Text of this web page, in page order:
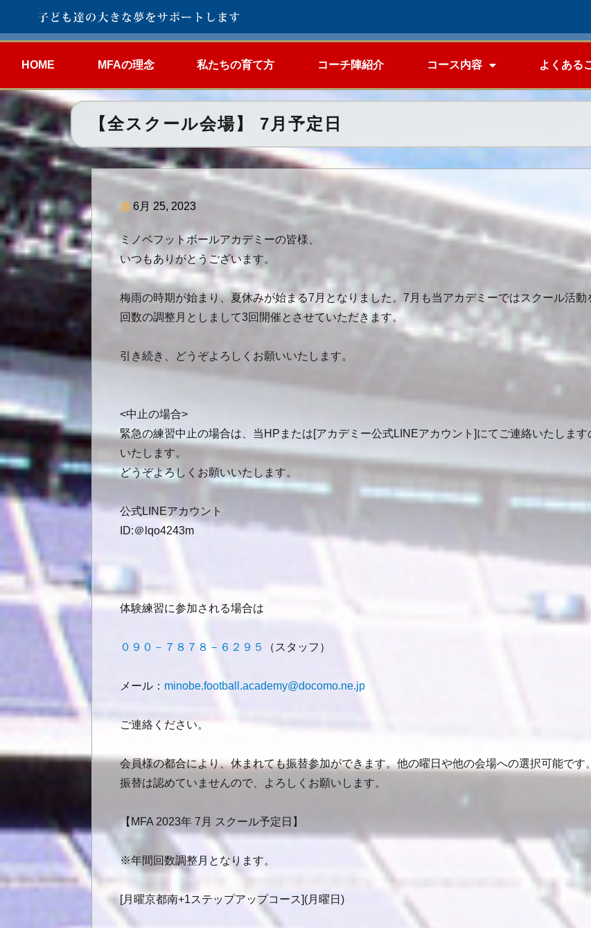
HOME MFAの理念 私たちの育て方 コーチ陣紹介 コース内容 よくある
【全スクール会場】 7月予定日
6月 25, 2023
ミノベフットボールアカデミーの皆様、
いつもありがとうございます。
梅雨の時期が始まり、夏休みが始まる7月となりました。7月も当アカデミーではスクール活
回数の調整月としまして3回開催とさせていただきます。
引き続き、どうぞよろしくお願いいたします。
<中止の場合>
緊急の練習中止の場合は、当HPまたは[アカデミー公式LINEアカウント]にてご連絡いたしま
いたします。
どうぞよろしくお願いいたします。
公式LINEアカウント
ID:＠lqo4243m
体験練習に参加される場合は
０９０－７８７８－６２９５ （スタッフ）
メール： minobe.football.academy@docomo.ne.jp
ご連絡ください。
会員様の都合により、休まれても振替参加ができます。他の曜日や他の会場への選択可能で
振替は認めていませんので、よろしくお願いします。
【MFA 2023年 7月 スクール予定日】
※年間回数調整月となります。
[月曜京都南+1ステップアップコース](月曜日)